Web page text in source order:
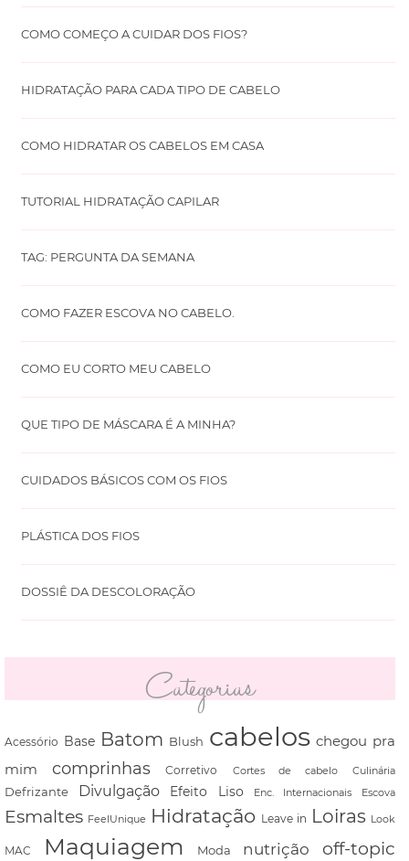
COMO COMEÇO A CUIDAR DOS FIOS?
HIDRATAÇÃO PARA CADA TIPO DE CABELO
COMO HIDRATAR OS CABELOS EM CASA
TUTORIAL HIDRATAÇÃO CAPILAR
TAG: PERGUNTA DA SEMANA
COMO FAZER ESCOVA NO CABELO.
COMO EU CORTO MEU CABELO
QUE TIPO DE MÁSCARA É A MINHA?
CUIDADOS BÁSICOS COM OS FIOS
PLÁSTICA DOS FIOS
DOSSIÊ DA DESCOLORAÇÃO
Categorias
Acessório Base Batom Blush cabelos chegou pra
mim
comprinhas Corretivo Cortes de cabelo Culinária
Defrizante Divulgação Efeito Liso Enc. Internacionais Escova
Esmaltes FeelUnique Hidratação Leave in Loiras Look
MAC Maquiagem Moda nutrição off-topic